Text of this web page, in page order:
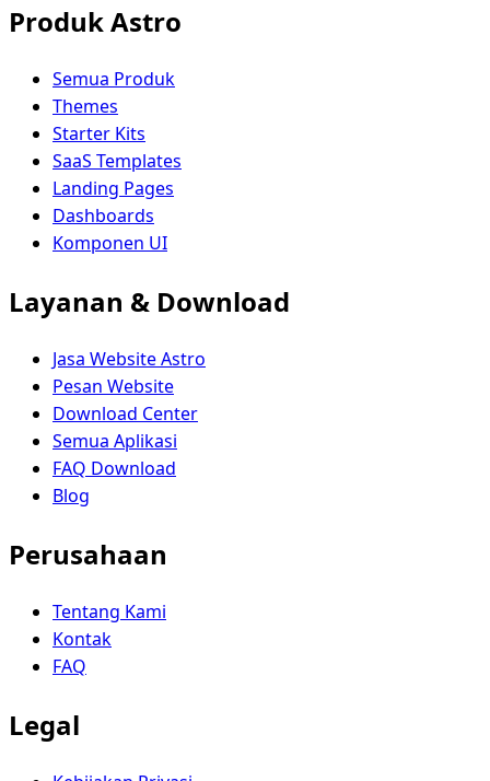
Produk Astro
Semua Produk
Themes
Starter Kits
SaaS Templates
Landing Pages
Dashboards
Komponen UI
Layanan & Download
Jasa Website Astro
Pesan Website
Download Center
Semua Aplikasi
FAQ Download
Blog
Perusahaan
Tentang Kami
Kontak
FAQ
Legal